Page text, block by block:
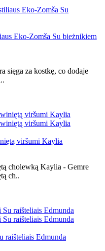
Eko-Zomša Su bieżnikiem
sięga za kostkę, co dodaje
viršumi Kaylia
cholewką Kaylia - Gemre
ch..
raišteliais Edmunda